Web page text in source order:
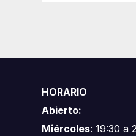
HORARIO
Abierto:
Miércoles: 19:30 a